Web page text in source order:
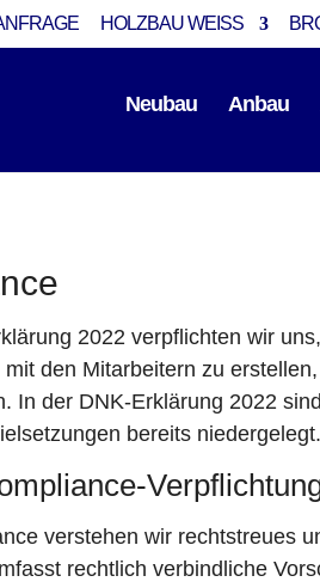
HOLZBAU WEISS
Neubau Anbau
2022 verpflichten wir
den Mitarbeitern zu
In der DNK-Erklärung 2022
bereits niedergelegt.
verstehen wir rechtstreues
rechtlich verbindliche